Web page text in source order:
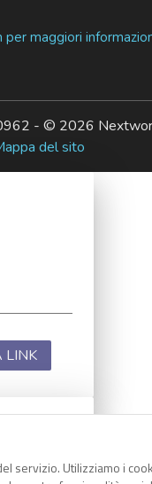
servizio. Utilizziamo i
maggiori
- © 2026
del sito
LINK